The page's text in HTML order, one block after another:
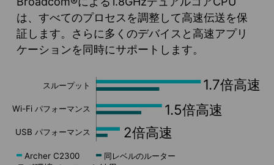
は、すべてのプロセスを調整して高速伝送を保
証します。さらに多くのデバイスと高速アプリ
ケーションを同時にサポートします。
スループット
Wi-Fi パフォーマンス
USB パフォーマンス
1.7倍高速
1.5倍高速
2倍高速
Archer C2300 同レベルのルーター